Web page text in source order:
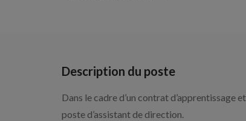
Description du poste
Dans le cadre d’un contrat d’apprentissage
poste d’assistant de direction.